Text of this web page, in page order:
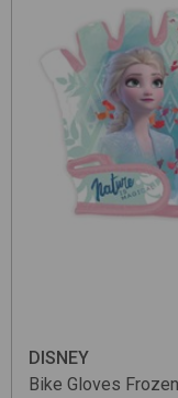
DISNEY
Bike Gloves Frozen